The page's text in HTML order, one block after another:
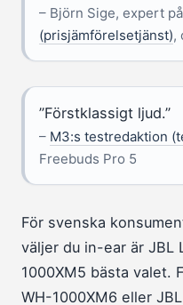
– Björn Sige, expert på
(prisjämförelsetjänst),
”Förstklassigt ljud.”
– M3:s testredaktion
Freebuds Pro 5
För svenska
väljer du in-ear är JBL
1000XM5 bästa valet.
WH-1000XM6 eller